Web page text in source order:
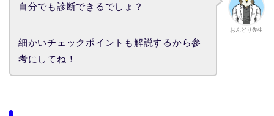
おんどり先生
自分でも診断できるでしょ？
細かいチェックポイントも解説するから参
考にしてね！